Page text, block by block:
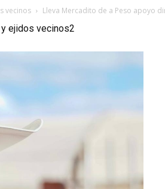
vecinos Lleva Mercadito de a Peso apoyo
ejidos vecinos2